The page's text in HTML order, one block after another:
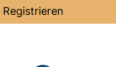
Registrieren